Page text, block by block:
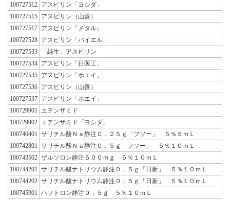
100727512 アスピリン「ヨシダ」
100727515 アスピリン（山善）
100727517 アスピリン「メタル」
100727528 アスピリン「バイエル」
100727533
「純生」アスピリン
100727534 アスピリン「日医工」
100727535 アスピリン「ホエイ」
100727536 アスピリン（山善）
100727537 アスピリン「ホエイ」
100729901
エテンザミド
100729902 エテンザミド「ヨシダ」
100740401
サリチル酸Ｎａ静注０．２５ｇ「フソー」 ５％５ｍＬ
100742801
サリチル酸Ｎａ静注０．５ｇ「フソー」 ５％１０ｍＬ
100743502 ザルソロン静注５００ｍｇ ５％１０ｍＬ
100744201
サリチル酸ナトリウム静注０．５ｇ「日新」 ５％１０ｍＬ
100744202 サリチル酸ナトリウム静注０．５ｇ「日新」 ５％１０ｍＬ
100745901
ハフトロン静注０．５ｇ ５％１０ｍＬ